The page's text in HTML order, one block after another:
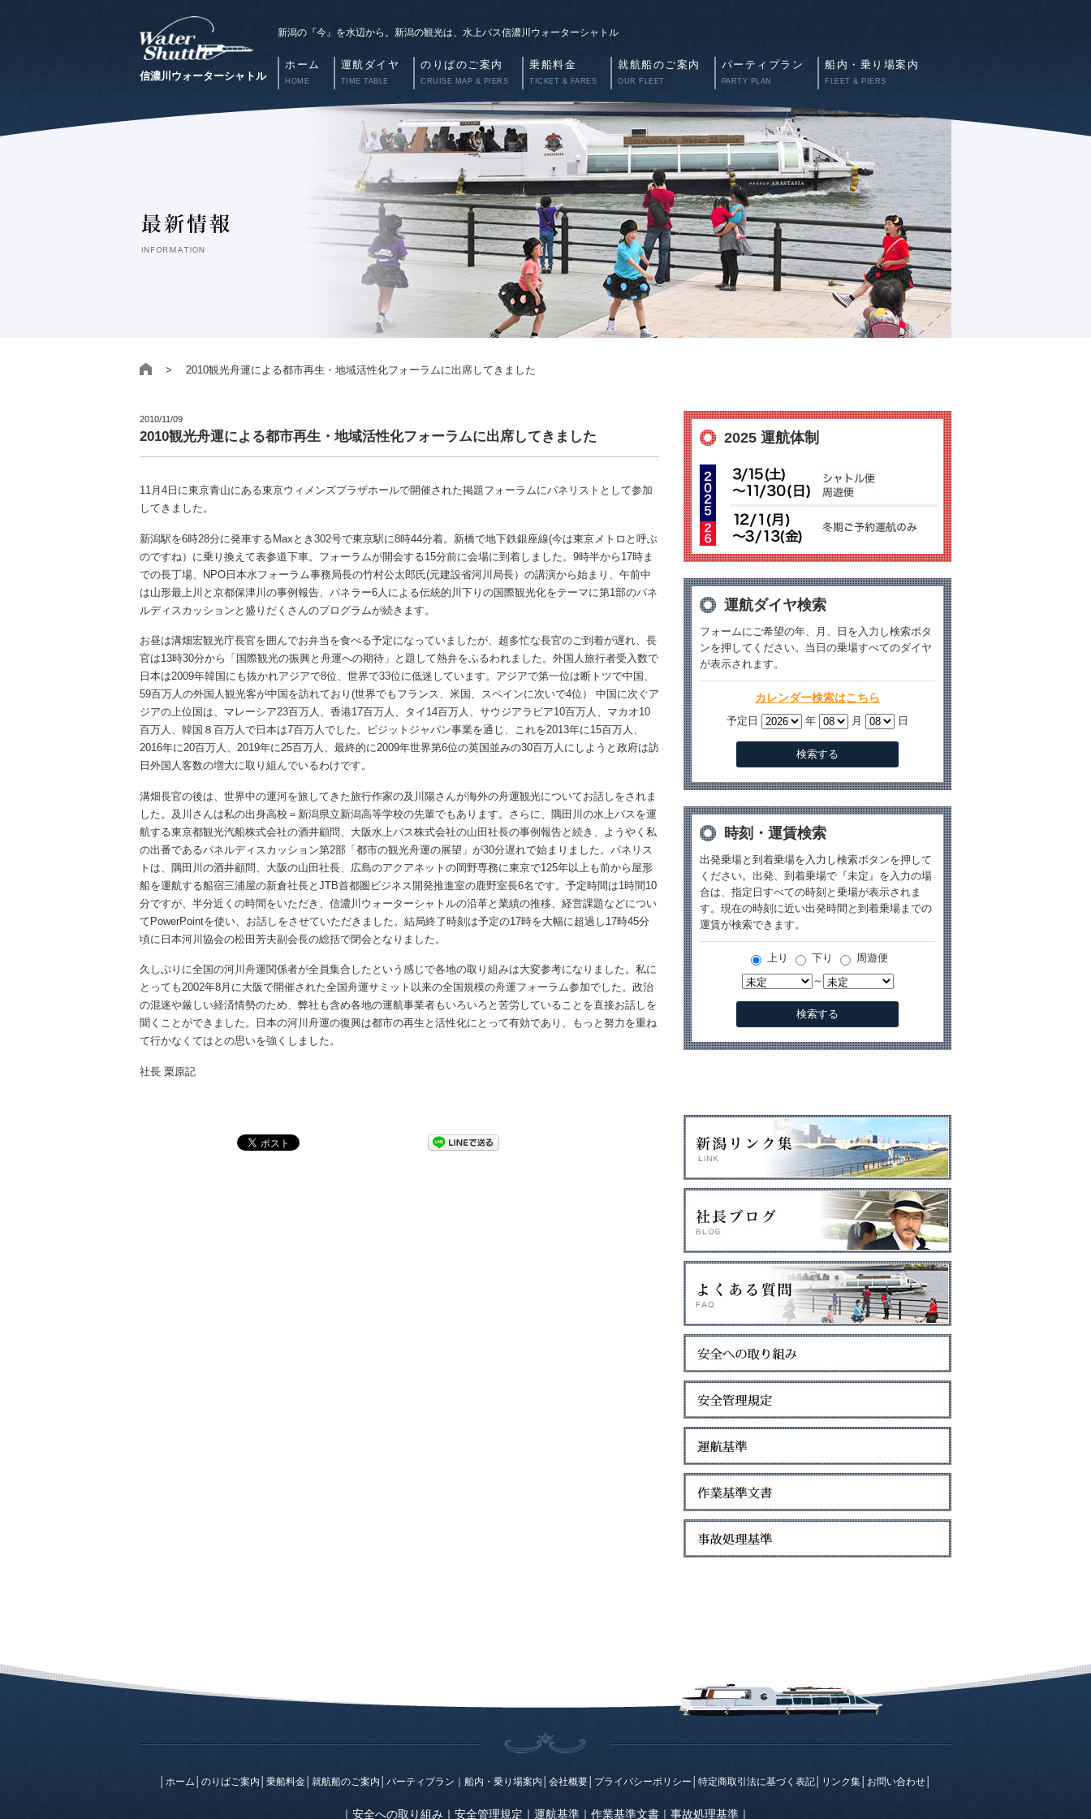
信濃川ウォーターシャトル
新潟の『今』を水辺から。新潟の観光は、水上バス信濃川ウォーターシャトル
ホーム
HOME
運航ダイヤ
TIME TABLE
のりばのご案内
CRUISE MAP & PIERS
乗船料金
TICKET & FARES
就航船のご案内
OUR FLEET
パーティプラン
PARTY PLAN
船内・乗り場案内
FLEET & PIERS
> 2010観光舟運による都市再生・地域活性化フォーラムに出席してきました
2010/11/09
2010観光舟運による都市再生・地域活性化フォーラムに出席してきました
11月4日に東京青山にある東京ウィメンズプラザホールで開催された掲題フォーラムにパネリストとして参加
してきました。
新潟駅を6時28分に発車するMaxとき302号で東京駅に8時44分着。新橋で地下鉄銀座線(今は東京メトロと呼ぶ
のですね）に乗り換えて表参道下車。フォーラムが開会する15分前に会場に到着しました。9時半から17時ま
での長丁場、NPO日本水フォーラム事務局長の竹村公太郎氏(元建設省河川局長）の講演から始まり、午前中
は山形最上川と京都保津川の事例報告、パネラー6人による伝統的川下りの国際観光化をテーマに第1部のパネ
ルディスカッションと盛りだくさんのプログラムが続きます。
お昼は溝畑宏観光庁長官を囲んでお弁当を食べる予定になっていましたが、超多忙な長官のご到着が遅れ、長
官は13時30分から「国際観光の振興と舟運への期待」と題して熱弁をふるわれました。外国人旅行者受入数で
日本は2009年韓国にも抜かれアジアで8位、世界で33位に低迷しています。アジアで第一位は断トツで中国、
59百万人の外国人観光客が中国を訪れており(世界でもフランス、米国、スペインに次いで4位） 中国に次ぐア
ジアの上位国は、マレーシア23百万人、香港17百万人、タイ14百万人、サウジアラビア10百万人、マカオ10
百万人、韓国８百万人で日本は7百万人でした。ビジットジャパン事業を通じ、これを2013年に15百万人、
2016年に20百万人、2019年に25百万人、最終的に2009年世界第6位の英国並みの30百万人にしようと政府は訪
日外国人客数の増大に取り組んでいるわけです。
溝畑長官の後は、世界中の運河を旅してきた旅行作家の及川陽さんが海外の舟運観光についてお話しをされま
した。及川さんは私の出身高校＝新潟県立新潟高等学校の先輩でもあります。さらに、隅田川の水上バスを運
航する東京都観光汽船株式会社の酒井顧問、大阪水上バス株式会社の山田社長の事例報告と続き、ようやく私
の出番であるパネルディスカッション第2部「都市の観光舟運の展望」が30分遅れで始まりました。パネリス
トは、隅田川の酒井顧問、大阪の山田社長、広島のアクアネットの岡野専務に東京で125年以上も前から屋形
船を運航する船宿三浦屋の新倉社長とJTB首都圏ビジネス開発推進室の鹿野室長6名です。予定時間は1時間10
分ですが、半分近くの時間をいただき、信濃川ウォーターシャトルの沿革と業績の推移、経営課題などについ
てPowerPointを使い、お話しをさせていただきました。結局終了時刻は予定の17時を大幅に超過し17時45分
頃に日本河川協会の松田芳夫副会長の総括で閉会となりました。
久しぶりに全国の河川舟運関係者が全員集合したという感じで各地の取り組みは大変参考になりました。私に
とっても2002年8月に大阪で開催された全国舟運サミット以来の全国規模の舟運フォーラム参加でした。政治
の混迷や厳しい経済情勢のため、弊社も含め各地の運航事業者もいろいろと苦労していることを直接お話しを
聞くことができました。日本の河川舟運の復興は都市の再生と活性化にとって有効であり、もっと努力を重ね
て行かなくてはとの思いを強くしました。
社長 栗原記
2025 運航体制
運航ダイヤ検索
フォームにご希望の年、月、日を入力し検索ボタ
ンを押してください。当日の乗場すべてのダイヤ
が表示されます。
カレンダー検索はこちら
予定日 年 月 日
時刻・運賃検索
出発乗場と到着乗場を入力し検索ボタンを押して
ください。出発、到着乗場で『未定』を入力の場
合は、指定日すべての時刻と乗場が表示されま
す。現在の時刻に近い出発時間と到着乗場までの
運賃が検索できます。
上り 下り
周遊便
～
ホーム のりばご案内 乗船料金 就航船のご案内 パーティプラン 船内・乗り場案内 会社概要 プライバシーポリシー 特定商取引法に基づく表記 リンク集 お問い合わせ
｜ 安全への取り組み ｜ 安全管理規定 ｜ 運航基準 ｜ 作業基準文書 ｜ 事故処理基準 ｜